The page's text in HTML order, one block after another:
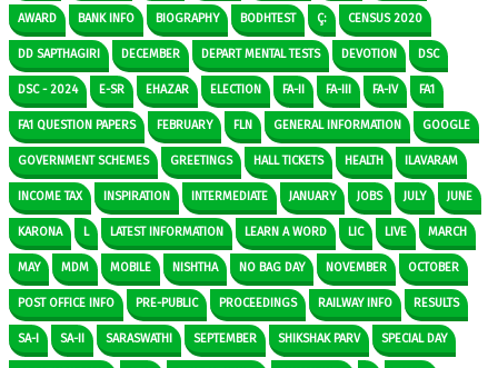
AWARD BANK INFO BIOGRAPHY BODHTEST Ç: CENSUS 2020
DD SAPTHAGIRI DECEMBER DEPART MENTAL TESTS DEVOTION DSC
DSC - 2024 E-SR EHAZAR ELECTION FA-II FA-III FA-IV FA1
FA1 QUESTION PAPERS FEBRUARY FLN GENERAL INFORMATION GOOGLE
GOVERNMENT SCHEMES GREETINGS HALL TICKETS HEALTH ILAVARAM
INCOME TAX INSPIRATION INTERMEDIATE JANUARY JOBS JULY JUNE
KARONA L LATEST INFORMATION LEARN A WORD LIC LIVE MARCH
MAY MDM MOBILE NISHTHA NO BAG DAY NOVEMBER OCTOBER
POST OFFICE INFO PRE-PUBLIC PROCEEDINGS RAILWAY INFO RESULTS
SA-I SA-II SARASWATHI SEPTEMBER SHIKSHAK PARV SPECIAL DAY